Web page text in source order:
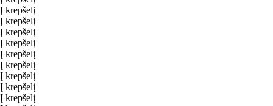
Į krepšelį
Į krepšelį
Į krepšelį
Į krepšelį
Į krepšelį
Į krepšelį
Į krepšelį
Į krepšelį
Į krepšelį